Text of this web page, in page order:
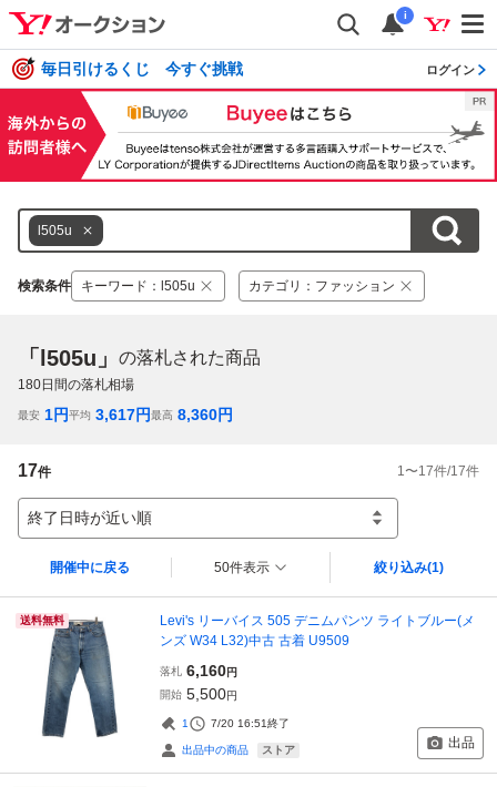
i
毎日引けるくじ 今すぐ挑戦 ログイン
l505u
検索条件 キーワード ： l505u カテゴリ ： ファッション
「l505u」 の落札された商品
180日間の落札相場
最安 1円平均 3,617円最高 8,360円
17件 1 〜17件/17件
終了日時が近い順
開催中に戻る 50件表示 絞り込み(1)
送料無料
Levi's リーバイス 505 デニムパンツ ライトブルー(メ
ンズ W34 L32)中古 古着 U9509
落札 6,160円
開始 5,500円
1 7/20 16:51終了
出品中の商品 ストア 出品